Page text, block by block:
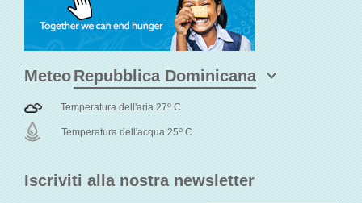
Iscriviti alla nostra newsletter
Meteo
Temperatura dell'aria 27o C
Temperatura dell'acqua 25o C